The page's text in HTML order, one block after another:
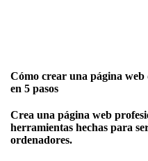
Cómo crear una página
en 5 pasos
Crea una página web
herramientas hechas para
ordenadores.